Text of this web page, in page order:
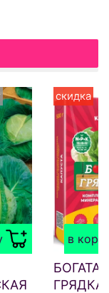
в
скидка
БОГАТАЯ
ГРЯДКА